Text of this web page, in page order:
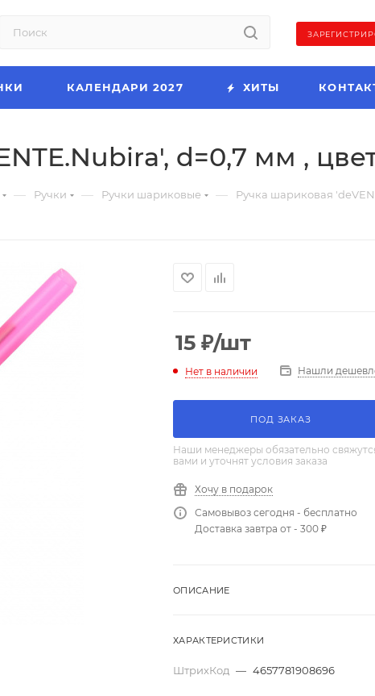
КАЛЕНДАРИ 2027 ХИТЫ
d=0,7 мм ,
— Ручки — Ручки шариковые — Ручка шариковая
15 ₽/шт
Нет в наличии Нашли
ПОД ЗАКАЗ
Наши менеджеры обязательно
вами и уточнят условия заказа
Хочу в подарок
Самовывоз сегодня - бесплатно
Доставка завтра от - 300 ₽
ОПИСАНИЕ
ХАРАКТЕРИСТИКИ
ШтрихКод — 4657781908696